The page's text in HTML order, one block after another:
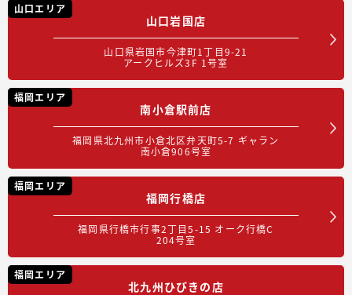
山口エリア
山口岩国店
山口県岩国市今津町1丁目9-21
アークヒルズ3F 1号室
福岡エリア
南小倉駅前店
福岡県北九州市小倉北区弁天町5-7 ギャラン
南小倉906号室
福岡エリア
福岡行橋店
福岡県行橋市行事2丁目5-15 オーク行橋C
204号室
福岡エリア
北九州ひびきの店